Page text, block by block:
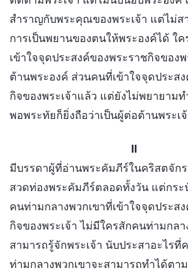
สำราญกับพระคุณของพระเจ้า แต่ไม่ส
การเป็นพยานของตนให้พระองค์ได้ ใ
เข้าใจจุดประสงค์ของพระราชกิจของ
ต้านพระองค์ ส่วนคนที่เข้าใจจุดประส
กิจของพระเจ้าแล้ว แต่ยังไม่พยายามท
พอพระทัยก็ยิ่งถือว่าเป็นผู้ต่อต้านพระเ
II
มีบรรดาผู้ที่อ่านพระคัมภีร์ในคริสตจัก
สวดท่องพระคัมภีร์ตลอดทั้งวัน แต่กระ
คนท่ามกลางพวกเขาที่เข้าใจจุดประส
กิจของพระเจ้า ไม่มีใครสักคนท่ามกลา
สามารถรู้จักพระเจ้า นับประสาอะไร
ท่ามกลางพวกเขาจะสามารถทำได้ตา